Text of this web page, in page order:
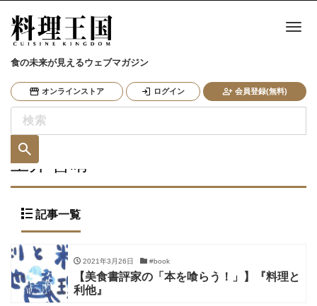
食の未来が見えるウェブマガジン
オンラインストア ログイン 会員登録(無料)
ナ
土井 善晴
記事一覧
2021年3月26日 #book
【美食書評家の「本を喰らう！」】『料理と
利他』